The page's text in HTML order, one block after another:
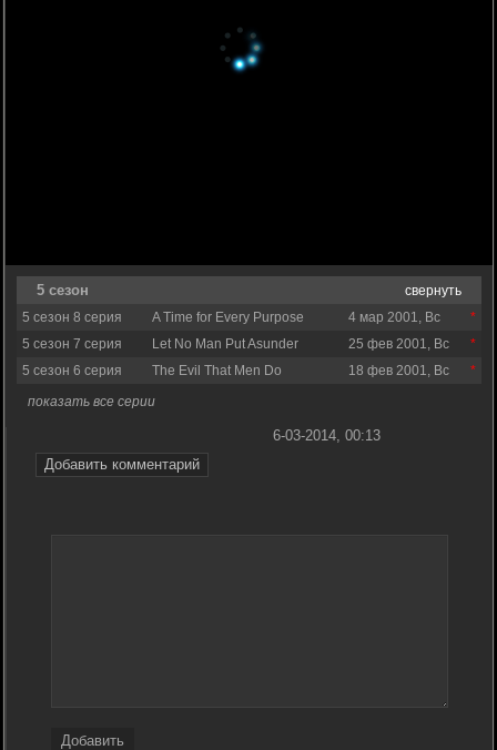
5 сезон
свернуть
5 сезон 8 серия
A Time for Every Purpose
4 мар 2001, Вс
5 сезон 7 серия
Let No Man Put Asunder
25 фев 2001, Вс
5 сезон 6 серия
The Evil That Men Do
18 фев 2001, Вс
показать все серии
Добавить комментарий
6-03-2014, 00:13
Добавить